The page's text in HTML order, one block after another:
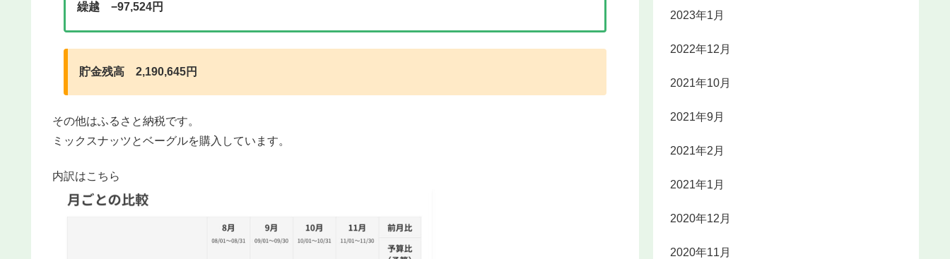
繰越 −97,524円
貯金残高 2,190,645円
その他はふるさと納税です。
ミックスナッツとベーグルを購入しています。
内訳はこちら
2023年1月
2022年12月
2021年10月
2021年9月
2021年2月
2021年1月
2020年12月
2020年11月